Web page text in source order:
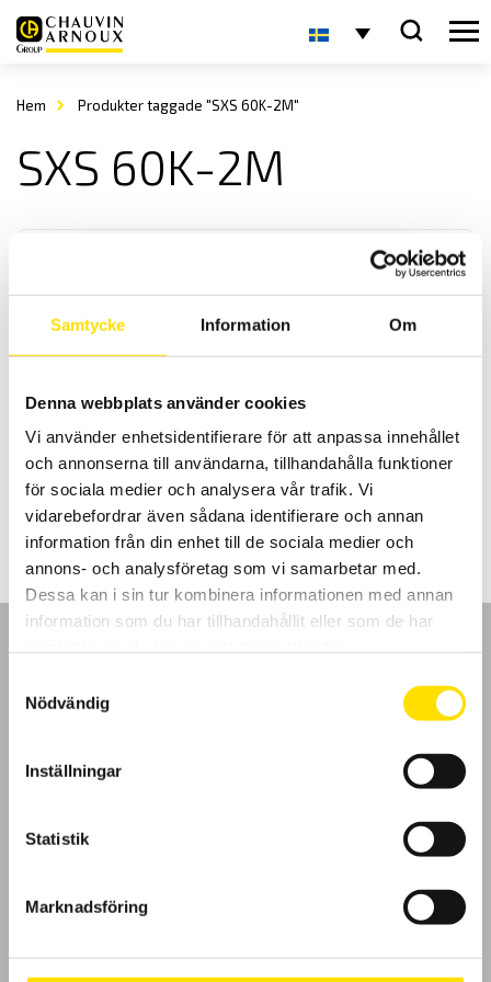
Samtycke Information Om
Denna webbplats använder cookies
Vi använder enhetsidentifierare för att anpassa innehållet
och annonserna till användarna, tillhandahålla funktioner
för sociala medier och analysera vår trafik. Vi
vidarebefordrar även sådana identifierare och annan
information från din enhet till de sociala medier och
annons- och analysföretag som vi samarbetar med.
Dessa kan i sin tur kombinera informationen med annan
information som du har tillhandahållit eller som de har
Nödvändig
Inställningar
Statistik
Marknadsföring
Hem Produkter taggade "SXS 60K-2M"
SXS 60K-2M
KERN SXS Plattformsvåg
industrimiljöer med maxkapacitet upp till 300 kg.
15,600.00 kr–23,850.00krPrisintervall:
15,600.00 kr
till
23,850.00 kr
LÄS MER